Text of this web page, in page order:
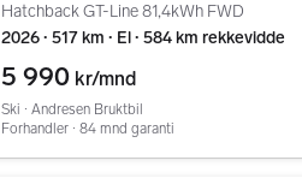
Hatchback GT-Line 81,4kWh FWD
2026 ∙ 517 km ∙ El ∙ 584 km rekkevidde
5 990 kr/mnd
Ski ∙ Andresen Bruktbil
Forhandler ∙ 84 mnd garanti